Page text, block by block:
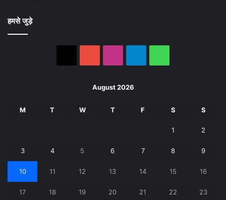
हमसे जुड़े
August 2026
M T W T F S S
1 2
3 4 5 6 7 8 9
10 11 12 13 14 15 16
17 18 19 20 21 22 23